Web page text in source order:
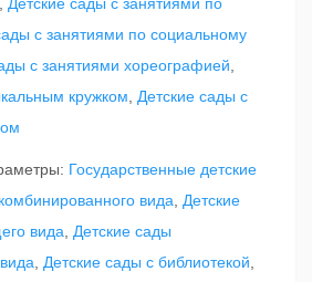
с занятиями по социальному
с занятиями хореографией
кружком
Детские сады с
Государственные детские
вида
Детские
вида
Детские сады
Детские сады с библиотекой